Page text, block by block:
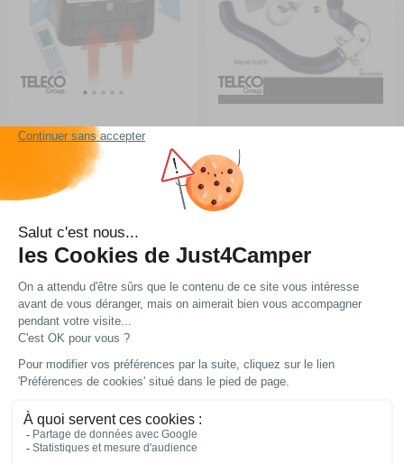
Climatisation réversible de
cabine Ultra Comfort
RG-0Q58680
2 799 €
Choisir le modèle
En stock
Kit adaptation moteur - Ultra
Comfort pour moteurs IVECO
A partir de :
En stock